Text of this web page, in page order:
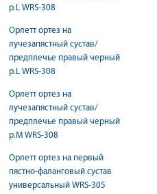
р.L WRS-308
Орлетт ортез на
лучезапястный сустав/
предплечье правый черный
р.L WRS-308
Орлетт ортез на
лучезапястный сустав/
предплечье правый черный
р.М WRS-308
Орлетт ортез на первый
пястно-фаланговый сустав
универсальный WRS-305